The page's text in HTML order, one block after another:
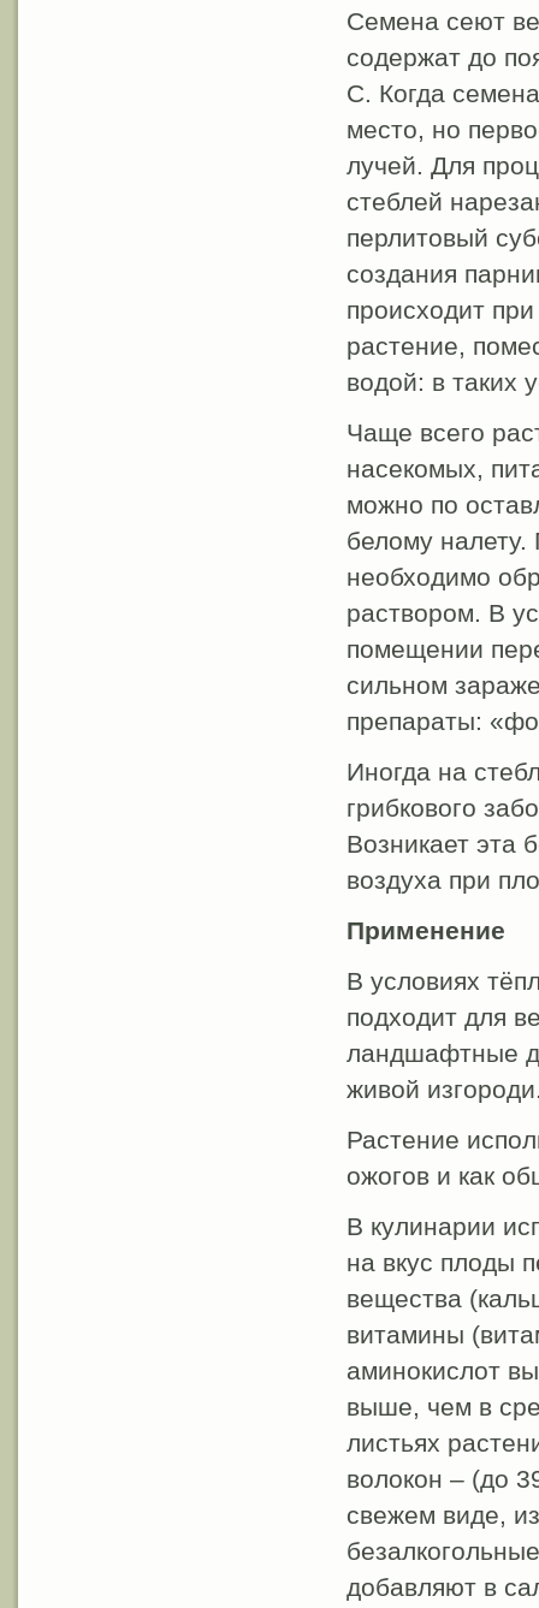
Семена сеют
содержат до
C. Когда
место, но
лучей. Для
стеблей
перлитовый
создания
происходит
растение,
водой: в таких
Чаще всего
насекомых,
можно по
белому
необходимо
раствором. В
помещении
сильном
препараты:
Иногда на
грибкового
Возникает эта
воздуха при
Применение
В условиях
подходит для
ландшафтные
живой
Растение
ожогов и как
В кулинарии
на вкус плоды
вещества
витамины
аминокислот
выше, чем в
листьях
волокон – (до
свежем виде,
добавляют в